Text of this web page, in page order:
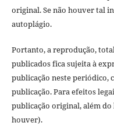
original. Se não houver tal
autoplágio.
Portanto, a reprodução,
publicados fica sujeita à
publicação neste periódico,
publicação. Para efeitos
publicação original, além
houver).